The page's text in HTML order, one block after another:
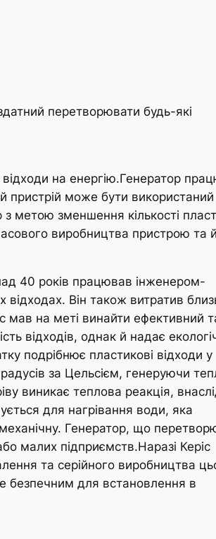
перетворювати будь-які
на енергію.Генератор
пристрій може бути
з метою зменшення кількості
виробництва пристрою та
40 років працював інженером-
Він також витратив
мав на меті винайти ефективний
відходів, однак й надає
подрібнює пластикові відходи у
за Цельсієм, генеруючи
виникає теплова реакція,
для нагрівання води, яка
Генератор, що
малих підприємств.Наразі Керіс
та серійного виробництва
безпечним для встановлення в